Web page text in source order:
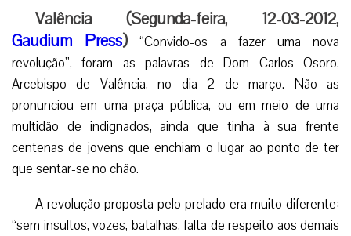
Valência (Segunda-feira, 12-03-2012,
Gaudium Press) “Convido-os a fazer uma nova
revolução”, foram as palavras de Dom Carlos Osoro,
Arcebispo de Valência, no dia 2 de março. Não as
pronunciou em uma praça pública, ou em meio de uma
multidão de indignados, ainda que tinha à sua frente
centenas de jovens que enchiam o lugar ao ponto de ter
que sentar-se no chão.
A revolução proposta pelo prelado era muito diferente:
“sem insultos, vozes, batalhas, falta de respeito aos demais